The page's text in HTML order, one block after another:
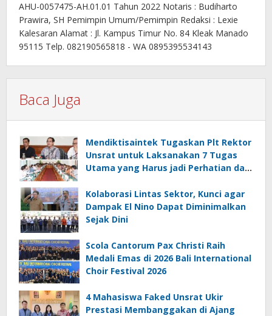
AHU-0057475-AH.01.01 Tahun 2022 Notaris : Budiharto
Prawira, SH Pemimpin Umum/Pemimpin Redaksi : Lexie
Kalesaran Alamat : Jl. Kampus Timur No. 84 Kleak Manado
95115 Telp. 082190565818 - WA 0895395534143
Baca Juga
Mendiktisaintek Tugaskan Plt Rektor
Unsrat untuk Laksanakan 7 Tugas
Utama yang Harus jadi Perhatian dan
Kolaborasi Lintas Sektor, Kunci agar
Dampak El Nino Dapat Diminimalkan
Sejak Dini
Scola Cantorum Pax Christi Raih
Medali Emas di 2026 Bali International
Choir Festival 2026
4 Mahasiswa Faked Unsrat Ukir
Prestasi Membanggakan di Ajang